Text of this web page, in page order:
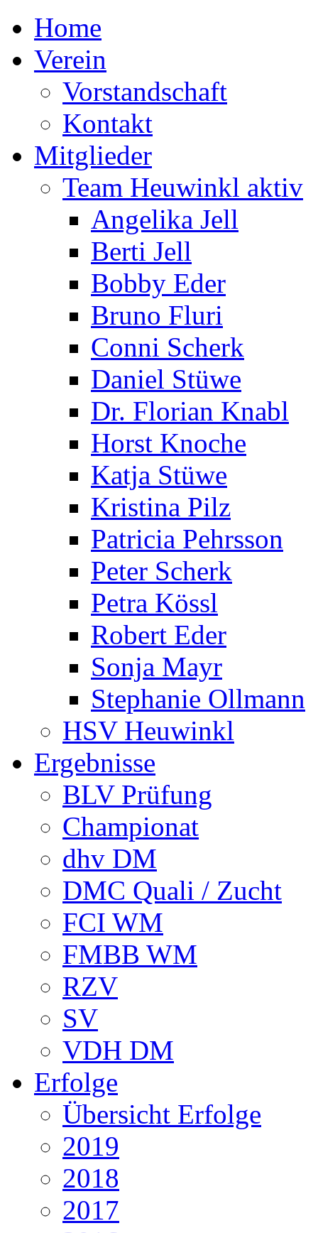
Home
Verein
Vorstandschaft
Kontakt
Mitglieder
Team Heuwinkl aktiv
Angelika Jell
Berti Jell
Bobby Eder
Bruno Fluri
Conni Scherk
Daniel Stüwe
Dr. Florian Knabl
Horst Knoche
Katja Stüwe
Kristina Pilz
Patricia Pehrsson
Peter Scherk
Petra Kössl
Robert Eder
Sonja Mayr
Stephanie Ollmann
HSV Heuwinkl
Ergebnisse
BLV Prüfung
Championat
dhv DM
DMC Quali / Zucht
FCI WM
FMBB WM
RZV
SV
VDH DM
Erfolge
Übersicht Erfolge
2019
2018
2017